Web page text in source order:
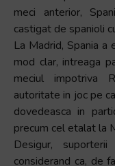
meci anterior,
castigat de spanioli
La Madrid, Spania a
mod clar, intreaga
meciul impotriva
autoritate in joc pe
dovedeasca in
precum cel etalat la
Desigur,
considerand ca, de